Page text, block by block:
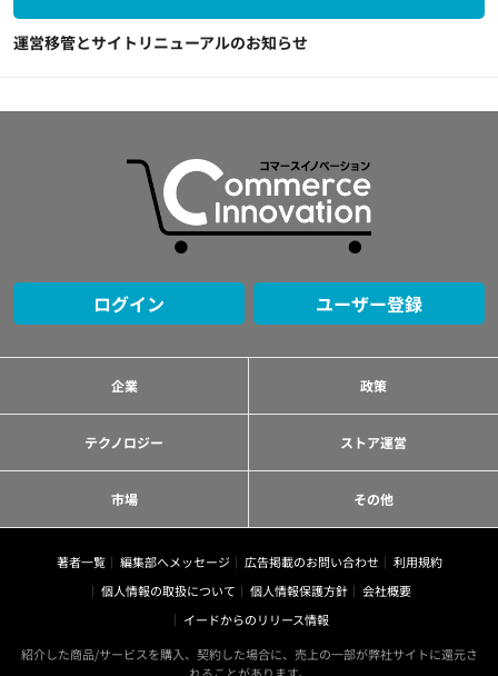
運営移管とサイトリニューアルのお知らせ
ログイン ユーザー登録
企業 政策
テクノロジー ストア運営
市場 その他
著者一覧 編集部へメッセージ 広告掲載のお問い合わせ
利用規約
個人情報の取扱について
個人情報保護方針
会社概要
イードからのリリース情報
紹介した商品/サービスを購入、契約した場合に、売上の一部が弊社サイトに還元さ